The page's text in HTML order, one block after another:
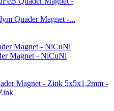
Quader Magnet -...
Magnet - NiCuNi
5x5x1,2mm -